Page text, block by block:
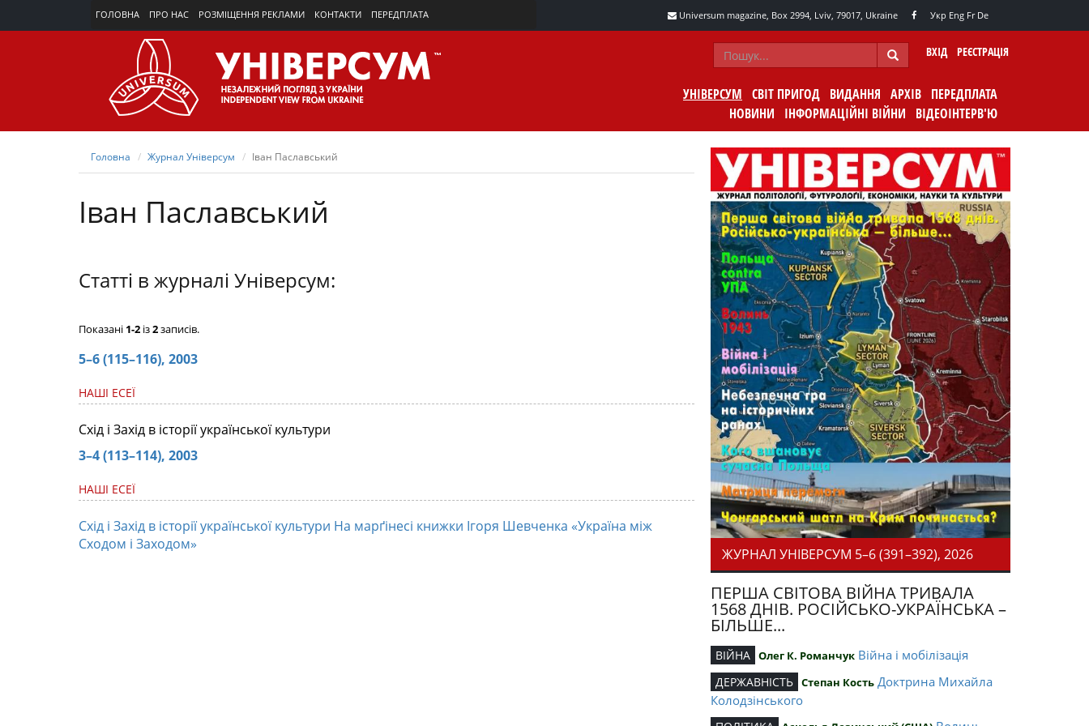
ГОЛОВНА ПРО НАС РОЗМІЩЕННЯ РЕКЛАМИ КОНТАКТИ ПЕРЕДПЛАТА Universum magazine, Box 2994, Lviv, 79017, Ukraine Укр Eng Fr De
ВХІД РЕЄСТРАЦІЯ
УНІВЕРСУМ СВІТ ПРИГОД ВИДАННЯ АРХІВ ПЕРЕДПЛАТА
НОВИНИ
ІНФОРМАЦІЙНІ ВІЙНИ ВІДЕОІНТЕРВ'Ю
Головна Журнал Універсум Іван Паславський
Іван Паславський
Статті в журналі Універсум:
Показані 1-2 із2записів.
5–6 (115–116), 2003
НАШІ ЕСЕЇ
Схід і Захід в історії української культури
3–4 (113–114), 2003
НАШІ ЕСЕЇ
Схід і Захід в історії української культури На марґінесі книжки Ігоря Шевченка «Україна між
Сходом і Заходом»
ЖУРНАЛ УНІВЕРСУМ 5–6 (391–392), 2026
ПЕРША СВІТОВА ВІЙНА ТРИВАЛА
1568 ДНІВ. РОСІЙСЬКО-УКРАЇНСЬКА –
БІЛЬШЕ...
ВІЙНА Олег К. Романчук Війна і мобілізація
ДЕРЖАВНІСТЬ Степан Кость Доктрина Михайла
Колодзінського